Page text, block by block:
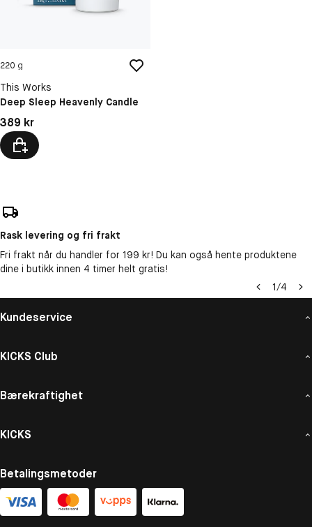
220 g
This Works
Deep Sleep Heavenly Candle
Pris: 389 kr
389 kr
Rask levering og fri frakt
Fri frakt når du handler for 199 kr! Du kan også hente produktene
dine i butikk innen 4 timer helt gratis!
1/4
Kundeservice
KICKS Club
Bærekraftighet
KICKS
Betalingsmetoder